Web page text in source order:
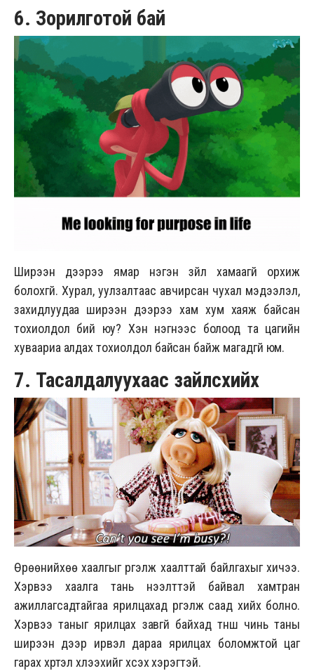
6. Зорилготой бай
Ширээн дээрээ ямар нэгэн зүйл хамаагүй орхиж
болохгүй. Хурал, уулзалтаас авчирсан чухал мэдээлэл,
захидлуудаа ширээн дээрээ хам хум хаяж байсан
тохиолдол бий юу? Хэн нэгнээс болоод та цагийн
хуваариа алдах тохиолдол байсан байж магадгүй юм.
7. Тасалдалуухаас зайлсхийх
Өрөөнийхөө хаалгыг үргэлж хаалттай байлгахыг хичээ.
Хэрвээ хаалга тань нээлттэй байвал хамтран
ажиллагсадтайгаа ярилцахад үргэлж саад хийх болно.
Хэрвээ таныг ярилцах завгүй байхад түнш чинь таны
ширээн дээр ирвэл дараа ярилцах боломжтой цаг
гарах хүртэл хүлээхийг хүсэх хэрэгтэй.